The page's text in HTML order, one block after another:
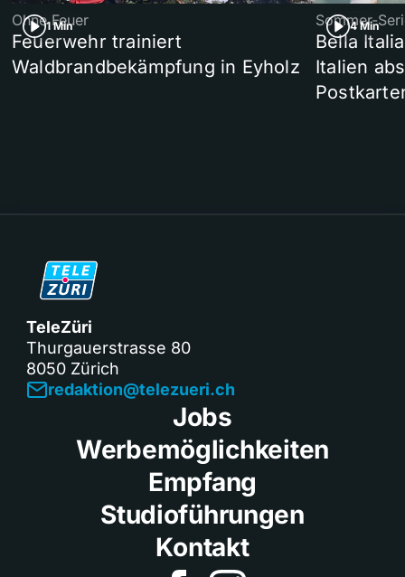
1 Min
Ohne Feuer
Feuerwehr trainiert
Waldbrandbekämpfung in Eyholz
4 Min
Sommer-
Bella
Italien
TeleZüri
Thurgauerstrasse 80
8050 Zürich
redaktion@telezueri.ch
Jobs
Werbemöglichkeiten
Empfang
Studioführungen
Kontakt